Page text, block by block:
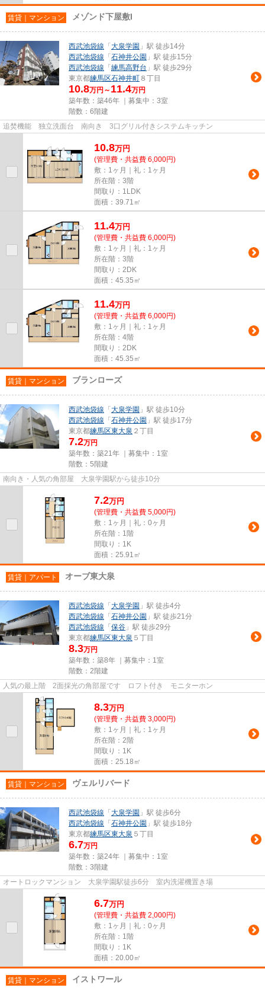
賃貸｜マンション メゾンド下屋敷I
西武池袋線 「 大泉学園 」駅 徒歩14分
西武池袋線 「 石神井公園 」駅 徒歩15分
西武池袋線 「 練馬高野台 」駅 徒歩29分
東京都練馬区石神井町 ８丁目
10.8万円～ 11.4万円
築年数：築46年 ｜募集中： 3室
階数：6階建
追焚機能 独立洗面台 南向き 3口グリル付きシステムキッチン
10.8万円
(管理費・共益費 6,000円)
敷：1ヶ月｜礼：1ヶ月
所在階：3階
間取り：1LDK
面積：39.71㎡
11.4万円
(管理費・共益費 6,000円)
敷：1ヶ月｜礼：1ヶ月
所在階：3階
間取り：2DK
面積：45.35㎡
11.4万円
(管理費・共益費 6,000円)
敷：1ヶ月｜礼：1ヶ月
所在階：4階
間取り：2DK
面積：45.35㎡
賃貸｜マンション ブランローズ
西武池袋線 「 大泉学園 」駅 徒歩10分
西武池袋線 「 石神井公園 」駅 徒歩17分
東京都練馬区東大泉 ２丁目
7.2万円
築年数：築21年 ｜募集中： 1室
階数：5階建
南向き・人気の角部屋 大泉学園駅から徒歩10分
7.2万円
(管理費・共益費 5,000円)
敷：1ヶ月｜礼：0ヶ月
所在階：1階
間取り：1K
面積：25.91㎡
賃貸｜アパート オーブ東大泉
西武池袋線 「 大泉学園 」駅 徒歩4分
西武池袋線 「 石神井公園 」駅 徒歩21分
西武池袋線 「 保谷 」駅 徒歩29分
東京都練馬区東大泉 ５丁目
8.3万円
築年数：築8年 ｜募集中： 1室
階数：2階建
人気の最上階 2面採光の角部屋です ロフト付き モニターホン
8.3万円
(管理費・共益費 3,000円)
敷：1ヶ月｜礼：1ヶ月
所在階：2階
間取り：1K
面積：25.18㎡
賃貸｜マンション ヴェルリバード
西武池袋線 「 大泉学園 」駅 徒歩6分
西武池袋線 「 石神井公園 」駅 徒歩18分
東京都練馬区東大泉 ５丁目
6.7万円
築年数：築24年 ｜募集中： 1室
階数：3階建
オートロックマンション 大泉学園駅徒歩6分 室内洗濯機置き場
6.7万円
(管理費・共益費 2,000円)
敷：1ヶ月｜礼：0ヶ月
所在階：1階
間取り：1K
面積：20.00㎡
賃貸｜マンション イストワール